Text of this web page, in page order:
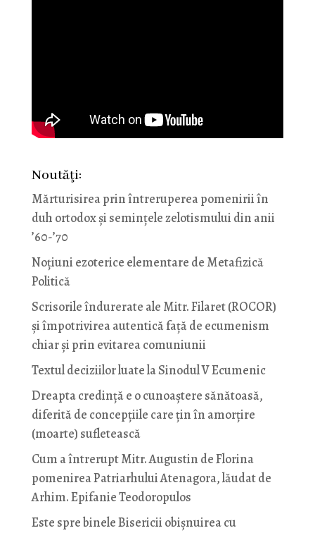
Noutăţi:
Mărturisirea prin întreruperea pomenirii în
duh ortodox și semințele zelotismului din anii
’60-’70
Noţiuni ezoterice elementare de Metafizică
Politică
Scrisorile îndurerate ale Mitr. Filaret (ROCOR)
și împotrivirea autentică față de ecumenism
chiar și prin evitarea comuniunii
Textul deciziilor luate la Sinodul V Ecumenic
Dreapta credință e o cunoaștere sănătoasă,
diferită de concepțiile care țin în amorțire
(moarte) sufletească
Cum a întrerupt Mitr. Augustin de Florina
pomenirea Patriarhului Atenagora, lăudat de
Arhim. Epifanie Teodoropulos
Este spre binele Bisericii obișnuirea cu